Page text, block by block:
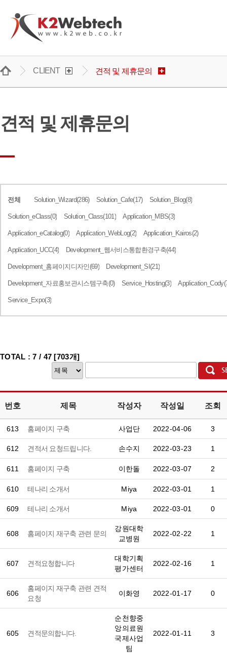
CLIENT 견적 및 제휴문의
견적 및 제휴문의
전체 Solution_Wizard(286) Solution_Cafe(17) Solution_Blog(8)
Solution_eClass(0) Solution_Class(101) Application_MBS(3)
Application_eCatalog(0) Application_WebLog(2) Application_Kairos(2)
Application_UCC(4) Development_웹서비스통합환경구축(44)
Development_홈페이지디자인(69) Development_SI(21)
Development_자료홍보관시스템구축(0) Service_Hosting(3)
Service_Expo(3)
TOTAL : 7 / 47 [703개]
번호 제목 작성자 작성일 조회
613 홈페이지 구축 사업단 2022-04-06 3
612 견적서 요청드립니다. 손수지 2022-03-23 1
611 홈페이지 구축 이한돌 2022-03-07 2
610 테나리 소개서 Miya 2022-03-01 1
609 테나리 소개서 Miya 2022-03-01 0
608 홈페이지 재구축 관련 문의
강원대학
교병원
2022-02-22 1
607 견적요청합니다
대학기획
평가센터
2022-02-16 1
606
홈페이지 재구축 관련 견적
요청
이화영 2022-01-17 0
605 견적문의합니다.
순천향중
앙의료원
국제사업
팀
2022-01-11 3